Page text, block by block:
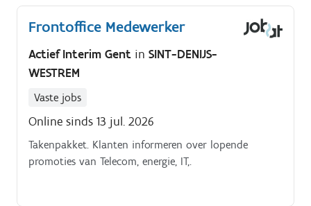
Frontoffice Medewerker
Actief Interim Gent in SINT-DENIJS-
WESTREM
Vaste jobs
Online sinds 13 jul. 2026
Takenpakket. Klanten informeren over lopende
promoties van Telecom, energie, IT,.